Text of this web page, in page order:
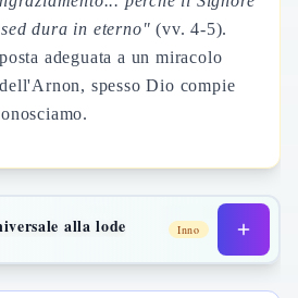
dura in eterno" (vv. 4-5).
adeguata a un miracolo
spesso Dio compie
alla lode Inno